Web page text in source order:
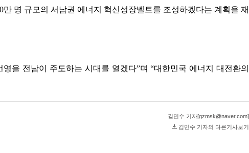
명 규모의 서남권 에너지 혁신성장벨트를 조성하겠다는 계획을 재
을 전남이 주도하는 시대를 열겠다”며 “대한민국 에너지 대전환의
김민수 기자[gzmsk@naver.com]
김민수 기자의 다른기사보기